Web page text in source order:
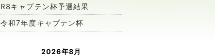
R8キャプテン杯予選結果
令和7年度キャプテン杯
2026年8月